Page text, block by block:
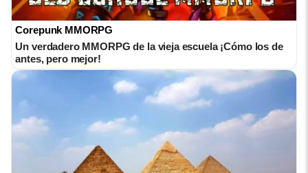
Corepunk MMORPG
Un verdadero MMORPG de la vieja escuela ¡Cómo los de
antes, pero mejor!